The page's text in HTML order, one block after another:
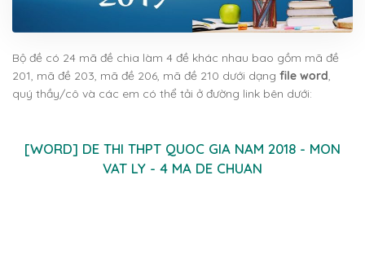
Bộ đề có 24 mã đề chia làm 4 đề khác nhau bao gồm mã đề
201, mã đề 203, mã đề 206, mã đề 210 dưới dạng file word,
quý thầy/cô và các em có thể tải ở đường link bên dưới:
[WORD] DE THI THPT QUOC GIA NAM 2018 - MON
VAT LY - 4 MA DE CHUAN